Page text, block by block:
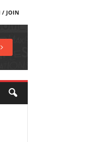
/ JOIN